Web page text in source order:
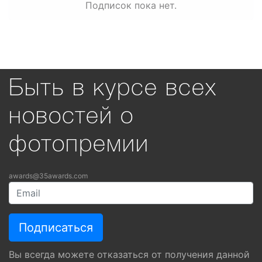
Подписок пока нет.
Быть в курсе всех
новостей о
фотопремии
awards@35awards.com
Вы всегда можете отказаться от получения данной